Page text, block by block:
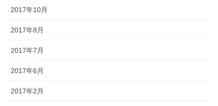
2017年10月
2017年8月
2017年7月
2017年6月
2017年2月